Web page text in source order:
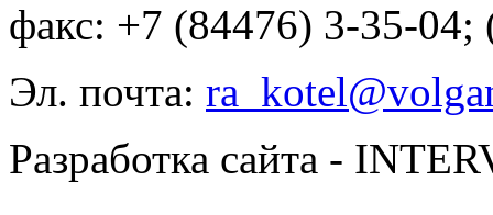
факс: +7 (84476) 3-35-04;
Эл. почта:
Разработка сайта -